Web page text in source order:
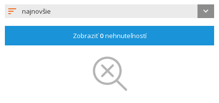
najnovšie
Zobraziť0nehnuteľností